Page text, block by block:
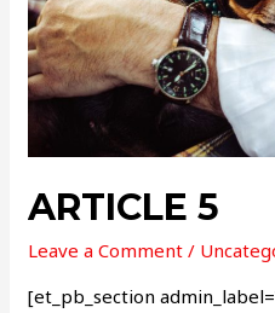
ARTICLE 5
Leave a Comment /
[et_pb_section